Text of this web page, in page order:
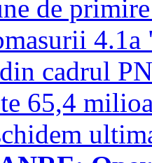
de
cadrul
65,4